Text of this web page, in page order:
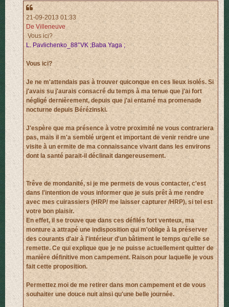
21-09-2013 01:33
De Villeneuve
Vous ici?
L. Pavlichenko_88°VK ;Baba Yaga ;
Vous ici?
Je ne m'attendais pas à trouver quiconque en ces lieux isolés. Si
j'avais su j'aurais consacré du temps à ma tenue que j'ai fort
négligé dernièrement, depuis que j'ai entamé ma promenade
nocturne depuis Bérézinski.
J'espère que ma présence à votre proximité ne vous contrariera
pas, mais il m'a semblé urgent et important de venir rendre une
visite à un ermite de ma connaissance vivant dans les environs
dont la santé parait-il déclinait dangereusement.
Trêve de mondanité, si je me permets de vous contacter, c'est
dans l'intention de vous informer que je suis prêt à me rendre
avec mes cuirassiers (HRP/ me laisser capturer /HRP), si tel est
votre bon plaisir.
En effet, il se trouve que dans ces défilés fort venteux, ma
monture a attrapé une indisposition qui m'oblige à la préserver
des courants d'air à l'intérieur d'un bâtiment le temps qu'elle se
remette. Ce qui explique que je ne puisse actuellement quitter de
manière définitive mon campement. Raison pour laquelle je vous
fait cette proposition.
Permettez moi de me retirer dans mon campement et de vous
souhaiter une douce nuit ainsi qu'une belle journée.